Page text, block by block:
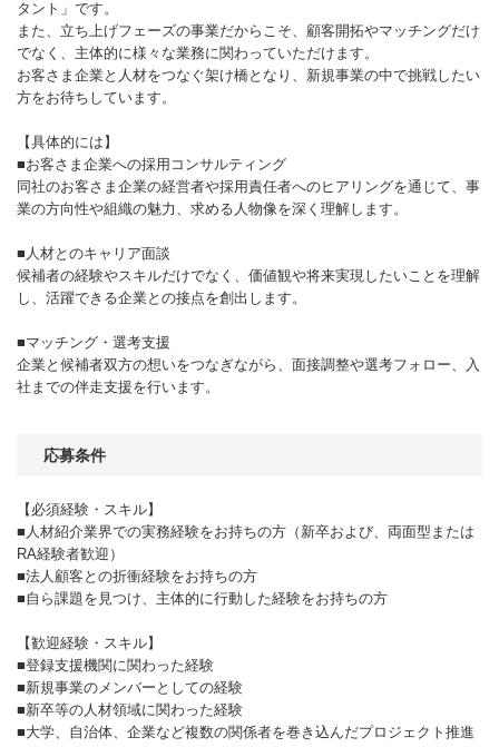
タント」です。
また、立ち上げフェーズの事業だからこそ、顧客開拓やマッチングだけ
でなく、主体的に様々な業務に関わっていただけます。
お客さま企業と人材をつなぐ架け橋となり、新規事業の中で挑戦したい
方をお待ちしています。
【具体的には】
■お客さま企業への採用コンサルティング
同社のお客さま企業の経営者や採用責任者へのヒアリングを通じて、事
業の方向性や組織の魅力、求める人物像を深く理解します。
■人材とのキャリア面談
候補者の経験やスキルだけでなく、価値観や将来実現したいことを理解
し、活躍できる企業との接点を創出します。
■マッチング・選考支援
企業と候補者双方の想いをつなぎながら、面接調整や選考フォロー、入
社までの伴走支援を行います。
応募条件
【必須経験・スキル】
■人材紹介業界での実務経験をお持ちの方（新卒および、両面型または
RA経験者歓迎）
■法人顧客との折衝経験をお持ちの方
■自ら課題を見つけ、主体的に行動した経験をお持ちの方
【歓迎経験・スキル】
■登録支援機関に関わった経験
■新規事業のメンバーとしての経験
■新卒等の人材領域に関わった経験
■大学、自治体、企業など複数の関係者を巻き込んだプロジェクト推進